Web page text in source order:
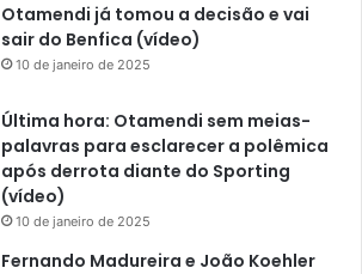
Otamendi já tomou a decisão e vai
sair do Benfica (vídeo)
10 de janeiro de 2025
Última hora: Otamendi sem meias-
palavras para esclarecer a polêmica
após derrota diante do Sporting
(vídeo)
10 de janeiro de 2025
Fernando Madureira e João Koehler